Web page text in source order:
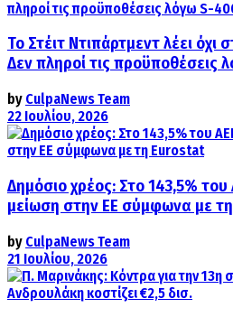
Το Στέιτ Ντιπάρτμεντ λέει όχι
Δεν πληροί τις προϋποθέσεις
by CulpaNews Team
22 Ιουλίου, 2026
Δημόσιο χρέος: Στο 143,5%
μείωση στην ΕΕ σύμφωνα με
by CulpaNews Team
21 Ιουλίου, 2026